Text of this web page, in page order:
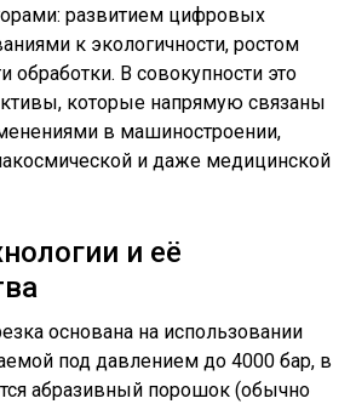
развитием цифровых
к экологичности, ростом
обработки. В совокупности это
которые напрямую связаны
в машиностроении,
и даже медицинской
и её
основана на использовании
под давлением до 4000 бар, в
абразивный порошок (обычно